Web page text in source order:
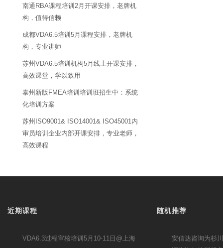
南通RBA课程培训2月开课安排，老牌机
构，值得信赖
成都VDA6.5培训5月课程安排，老牌机
构，专业讲师
苏州VDA6.5培训机构5月线上开课安排，
高效课堂，学以致用
泰州新版FMEA培训培训班招生中：系统
化培训方案
苏州ISO9001& ISO14001& ISO45001内
审员培训企业内部开课安排，专业老师，
高效课程
近期课程
VDA6.3过程审核培训5月10-11日@上海
随机推荐
安信达咨询为杉